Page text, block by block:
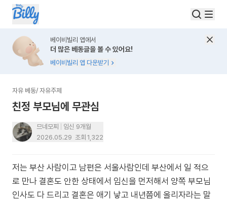
베이비빌리 앱에서
더 많은 베동글을 볼 수 있어요!
베이비빌리 앱 다운받기
자유 베동/ 자유주제
친정 부모님에 무관심
므네모찌
임신 9개월
2026.05.29 조회 1,322
저는 부산 사람이고 남편은 서울사람인데 부산에서 일 적으
로 만나 결혼도 안한 상태에서 임신을 먼저해서 양쪽 부모님
인사도 다 드리고 결혼은 애기 낳고 내년쯤에 올리자라는 말